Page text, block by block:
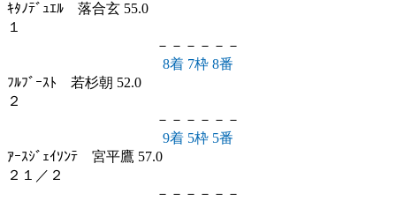
ｷﾀﾉﾃﾞｭｴﾙ 落合玄 55.0
１
－－－－－－
8着 7枠 8番
ﾌﾙﾌﾞｰｽﾄ 若杉朝 52.0
２
－－－－－－
9着 5枠 5番
ｱｰｽｼﾞｪｲｿﾝﾃ 宮平鷹 57.0
２１／２
－－－－－－